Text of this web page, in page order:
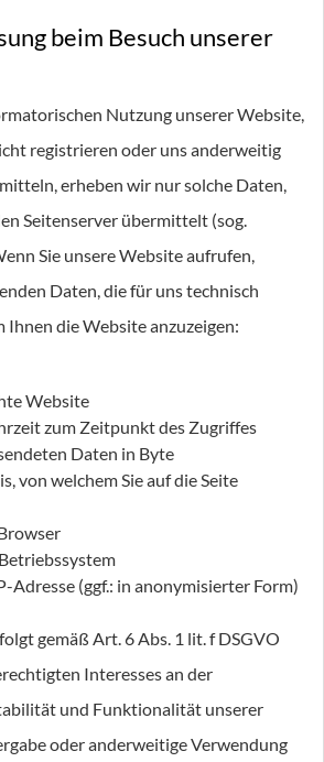
beim Besuch unserer
Nutzung unserer Website,
registrieren oder uns anderweitig
erheben wir nur solche Daten,
Seitenserver übermittelt (sog.
Sie unsere Website aufrufen,
Daten, die für uns technisch
Ihnen die Website anzuzeigen:
Website
zum Zeitpunkt des Zugriffes
Daten in Byte
von welchem Sie auf die Seite
Adresse (ggf.: in anonymisierter Form)
gemäß Art. 6 Abs. 1 lit. f DSGVO
Interesses an der
und Funktionalität unserer
oder anderweitige Verwendung